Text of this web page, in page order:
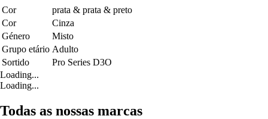
Cor
prata & prata & preto
Cor
Cinza
Género
Misto
Grupo etário Adulto
Sortido
Pro Series D3O
Loading...
Loading...
Todas as nossas marcas